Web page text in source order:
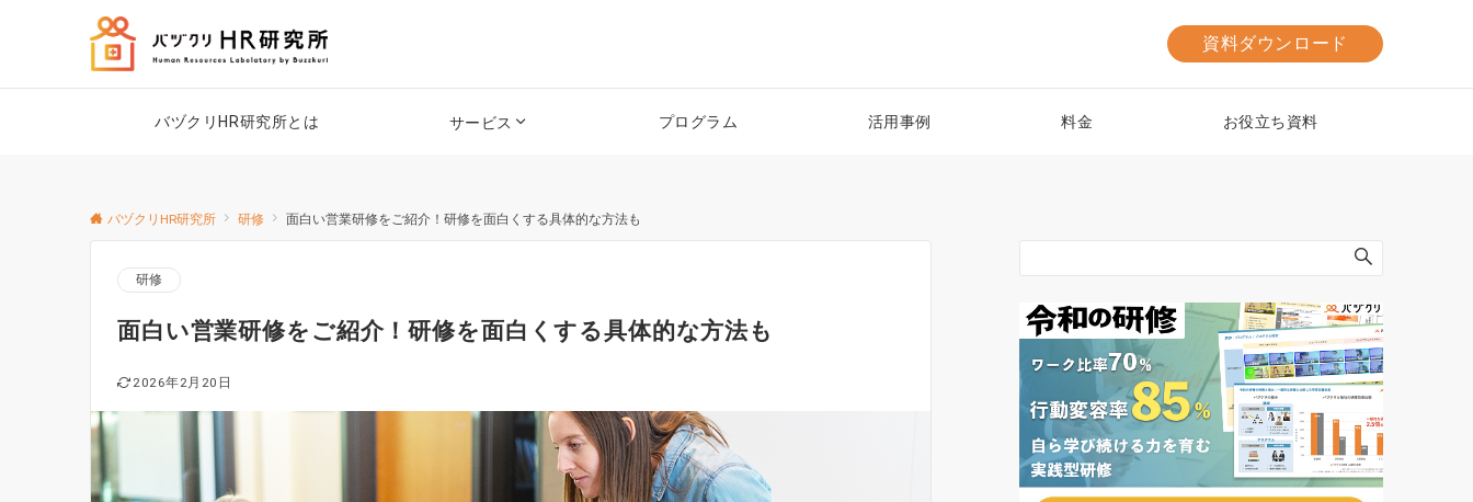
資料ダウンロード
バヅクリHR研究所とは サービス プログラム 活用事例 料金 お役立ち資料
バヅクリHR研究所 研修 面白い営業研修をご紹介！研修を面白くする具体的な方法も
研修
面白い営業研修をご紹介！研修を面白くする具体的な方法も
2026年2月20日